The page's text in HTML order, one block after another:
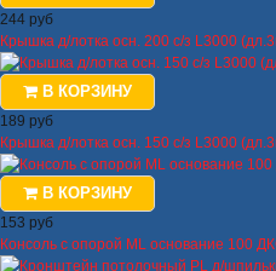
244 руб
Крышка д/лотка осн. 200 c/з L3000
В КОРЗИНУ
189 руб
Крышка д/лотка осн. 150 с/з L3000
В КОРЗИНУ
153 руб
Консоль с опорой ML основание 100